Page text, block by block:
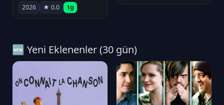
2026 ★ 0.0 1g
🆕 Yeni Eklenenler (30 gün)